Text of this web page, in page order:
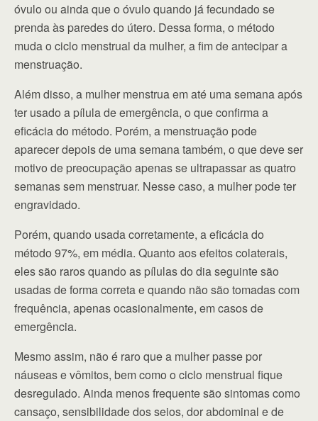
óvulo ou ainda que o óvulo quando já fecundado se
prenda às paredes do útero. Dessa forma, o método
muda o ciclo menstrual da mulher, a fim de antecipar a
menstruação.
Além disso, a mulher menstrua em até uma semana após
ter usado a pílula de emergência, o que confirma a
eficácia do método. Porém, a menstruação pode
aparecer depois de uma semana também, o que deve ser
motivo de preocupação apenas se ultrapassar as quatro
semanas sem menstruar. Nesse caso, a mulher pode ter
engravidado.
Porém, quando usada corretamente, a eficácia do
método 97%, em média. Quanto aos efeitos colaterais,
eles são raros quando as pílulas do dia seguinte são
usadas de forma correta e quando não são tomadas com
frequência, apenas ocasionalmente, em casos de
emergência.
Mesmo assim, não é raro que a mulher passe por
náuseas e vômitos, bem como o ciclo menstrual fique
desregulado. Ainda menos frequente são sintomas como
cansaço, sensibilidade dos seios, dor abdominal e de